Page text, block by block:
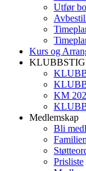
Utfør
Kurs og
KM
Medlemskap
Bli
Prisliste